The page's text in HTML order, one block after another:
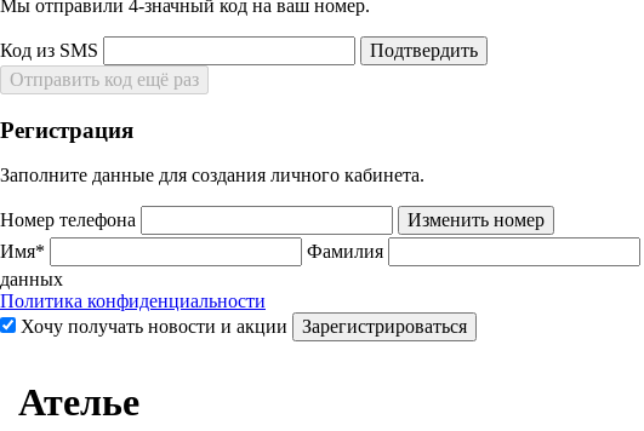
Мы отправили 4‑значный код на ваш номер.
Код из SMS
Подтвердить
Отправить код ещё раз
Регистрация
Заполните данные для создания личного кабинета.
Номер телефона
Изменить номер
Имя*
Фамилия
данных
Политика конфиденциальности
Хочу получать новости и акции
Зарегистрироваться
Ателье